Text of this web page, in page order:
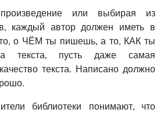
или выбирая из
каждый автор должен иметь в
о ЧЁМ ты пишешь, а то, КАК ты
текста, пусть даже самая
текста. Написано должно
библиотеки понимают, что